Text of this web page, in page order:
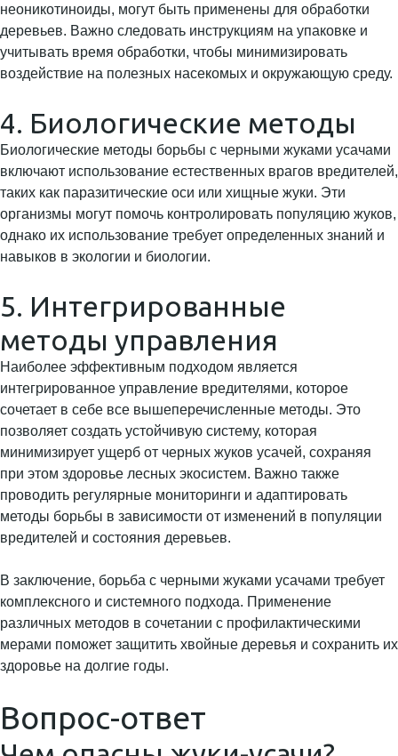
неоникотиноиды, могут быть применены для обработки
деревьев. Важно следовать инструкциям на упаковке и
учитывать время обработки, чтобы минимизировать
воздействие на полезных насекомых и окружающую среду.
4. Биологические методы
Биологические методы борьбы с черными жуками усачами
включают использование естественных врагов вредителей,
таких как паразитические оси или хищные жуки. Эти
организмы могут помочь контролировать популяцию жуков,
однако их использование требует определенных знаний и
навыков в экологии и биологии.
5. Интегрированные
методы управления
Наиболее эффективным подходом является
интегрированное управление вредителями, которое
сочетает в себе все вышеперечисленные методы. Это
позволяет создать устойчивую систему, которая
минимизирует ущерб от черных жуков усачей, сохраняя
при этом здоровье лесных экосистем. Важно также
проводить регулярные мониторинги и адаптировать
методы борьбы в зависимости от изменений в популяции
вредителей и состояния деревьев.
В заключение, борьба с черными жуками усачами требует
комплексного и системного подхода. Применение
различных методов в сочетании с профилактическими
мерами поможет защитить хвойные деревья и сохранить их
здоровье на долгие годы.
Вопрос-ответ